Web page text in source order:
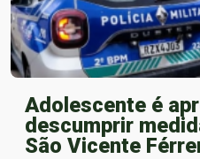
Adolescente é
descumprir
São Vicente